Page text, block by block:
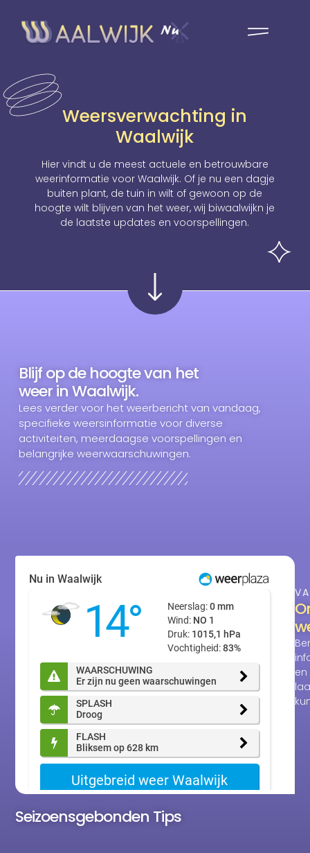
Weersverwachting in
Waalwijk
Hier vindt u de meest actuele en betrouwbare
weerinformatie voor Waalwijk. Of je nu een dagje
buiten plant, de tuin in wilt of gewoon op de
hoogte wilt blijven van het weer, wij biwaalwijkn je
de laatste updates en voorspellingen.
Blijf op de hoogte van het
weer in Waalwijk.
Lees verder voor het weerbericht van vandaag,
specifieke weersinformatie voor diverse
activiteiten, meerdaagse voorspellingen en
belangrijke weerwaarschuwingen.
Seizoensgebonden Tips